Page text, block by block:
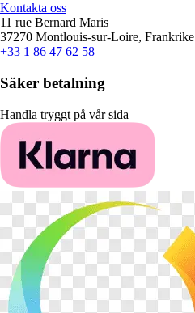
Kontakta oss
11 rue Bernard Maris
37270 Montlouis-sur-Loire, Frankrike
+33 1 86 47 62 58
Säker betalning
Handla tryggt på vår sida